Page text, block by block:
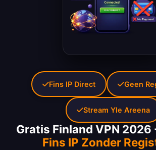
Gratis Finland VPN 2026
Fins IP Zonder
Fins IP Direct Geen
Stream Yle Areena